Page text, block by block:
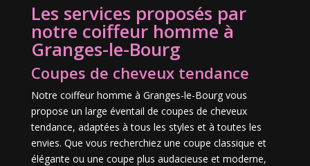
Les services proposés par
notre coiffeur homme à
Granges-le-Bourg
Coupes de cheveux tendance
Notre coiffeur homme à Granges-le-Bourg vous
propose un large éventail de coupes de cheveux
tendance, adaptées à tous les styles et à toutes les
envies. Que vous recherchiez une coupe classique et
élégante ou une coupe plus audacieuse et moderne,